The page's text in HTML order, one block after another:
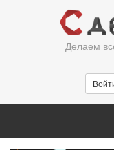
Делаем